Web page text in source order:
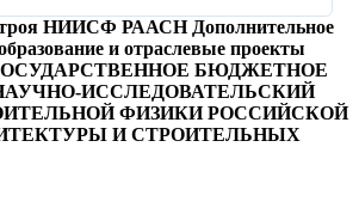
НИИСФ РААСН Дополнительное
и отраслевые проекты
БЮДЖЕТНОЕ
ИССЛЕДОВАТЕЛЬСКИЙ
ФИЗИКИ РОССИЙСКОЙ
И СТРОИТЕЛЬНЫХ